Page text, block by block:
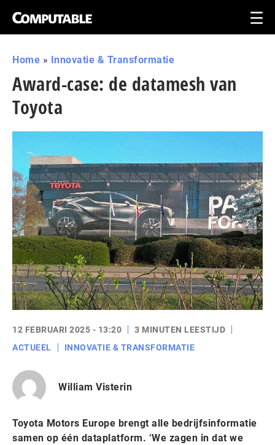
Home » Innovatie & Transformatie
Award-case: de datamesh van
Toyota
12 FEBRUARI 2025 - 13:20
3 MINUTEN LEESTIJD
ACTUEEL
INNOVATIE & TRANSFORMATIE
William Visterin
Toyota Motors Europe brengt alle bedrijfsinformatie
samen op één dataplatform. ‘We zagen in dat we